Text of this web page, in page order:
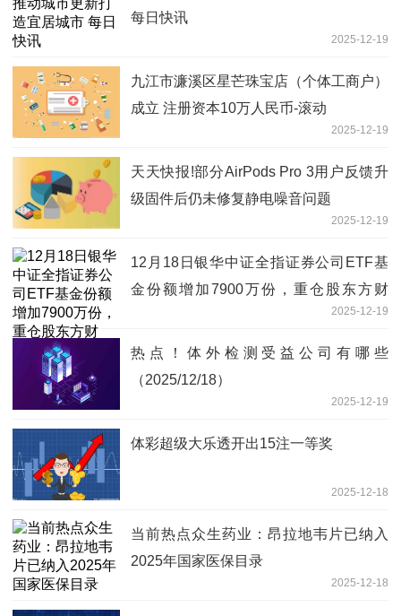
每日快讯
2025-12-19
九江市濂溪区星芒珠宝店（个体工商户）
成立 注册资本10万人民币-滚动
2025-12-19
天天快报!部分AirPods Pro 3用户反馈升
级固件后仍未修复静电噪音问题
2025-12-19
12月18日银华中证全指证券公司ETF基
金份额增加7900万份，重仓股东方财
2025-12-19
热点！体外检测受益公司有哪些
（2025/12/18）
2025-12-19
体彩超级大乐透开出15注一等奖
2025-12-18
当前热点众生药业：昂拉地韦片已纳入
2025年国家医保目录
2025-12-18